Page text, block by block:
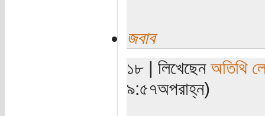
জবাব
১৮ | লিখেছেন অতিথি
৯:৫৭অপরাহ্ন)